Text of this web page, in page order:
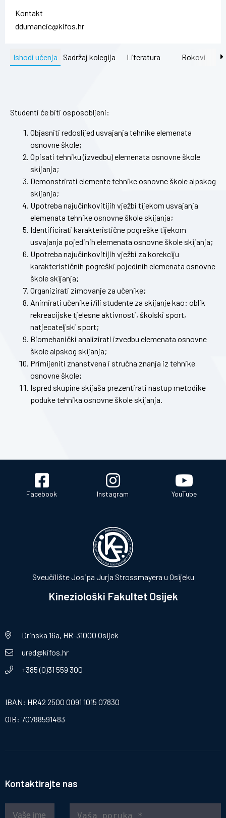
Kontakt
ddumancic@kifos.hr
Ishodi učenja Sadržaj kolegija Literatura Rokovi
Studenti će biti osposobljeni:
Objasniti redoslijed usvajanja tehnike elemenata
osnovne škole;
Opisati tehniku (izvedbu) elemenata osnovne škole
skijanja;
Demonstrirati elemente tehnike osnovne škole alpskog
skijanja;
Upotreba najučinkovitijih vježbi tijekom usvajanja
elemenata tehnike osnovne škole skijanja;
Identificirati karakteristične pogreške tijekom
usvajanja pojedinih elemenata osnovne škole skijanja;
Upotreba najučinkovitijih vježbi za korekciju
karakterističnih pogreški pojedinih elemenata osnovne
škole skijanja;
Organizirati zimovanje za učenike;
Animirati učenike i/ili studente za skijanje kao: oblik
rekreacijske tjelesne aktivnosti, školski sport,
natjecateljski sport;
Biomehanički analizirati izvedbu elemenata osnovne
škole alpskog skijanja;
Primijeniti znanstvena i stručna znanja iz tehnike
osnovne škole;
Ispred skupine skijaša prezentirati nastup metodike
poduke tehnika osnovne škole skijanja.
Facebook Instagram YouTube
Sveučilište Josipa Jurja Strossmayera u Osijeku
Kineziološki Fakultet Osijek
Drinska 16a, HR-31000 Osijek
ured@kifos.hr
+385 (0)31 559 300
IBAN: HR42 2500 0091 1015 07830
OIB: 70788591483
Kontaktirajte nas